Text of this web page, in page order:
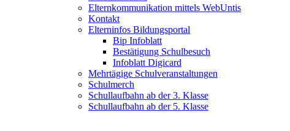
Elternkommunikation mittels WebUntis
Kontakt
Elterninfos Bildungsportal
Bip Infoblatt
Bestätigung Schulbesuch
Infoblatt Digicard
Mehrtägige Schulveranstaltungen
Schulmerch
Schullaufbahn ab der 3. Klasse
Schullaufbahn ab der 5. Klasse